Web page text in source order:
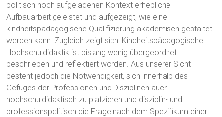
politisch hoch aufgeladenen Kontext erhebliche
Aufbauarbeit geleistet und aufgezeigt, wie eine
kindheitspädagogische Qualifizierung akademisch gestaltet
werden kann. Zugleich zeigt sich: Kindheitspädagogische
Hochschuldidaktik ist bislang wenig übergeordnet
beschrieben und reflektiert worden. Aus unserer Sicht
besteht jedoch die Notwendigkeit, sich innerhalb des
Gefüges der Professionen und Disziplinen auch
hochschuldidaktisch zu platzieren und disziplin- und
professionspolitisch die Frage nach dem Spezifikum einer